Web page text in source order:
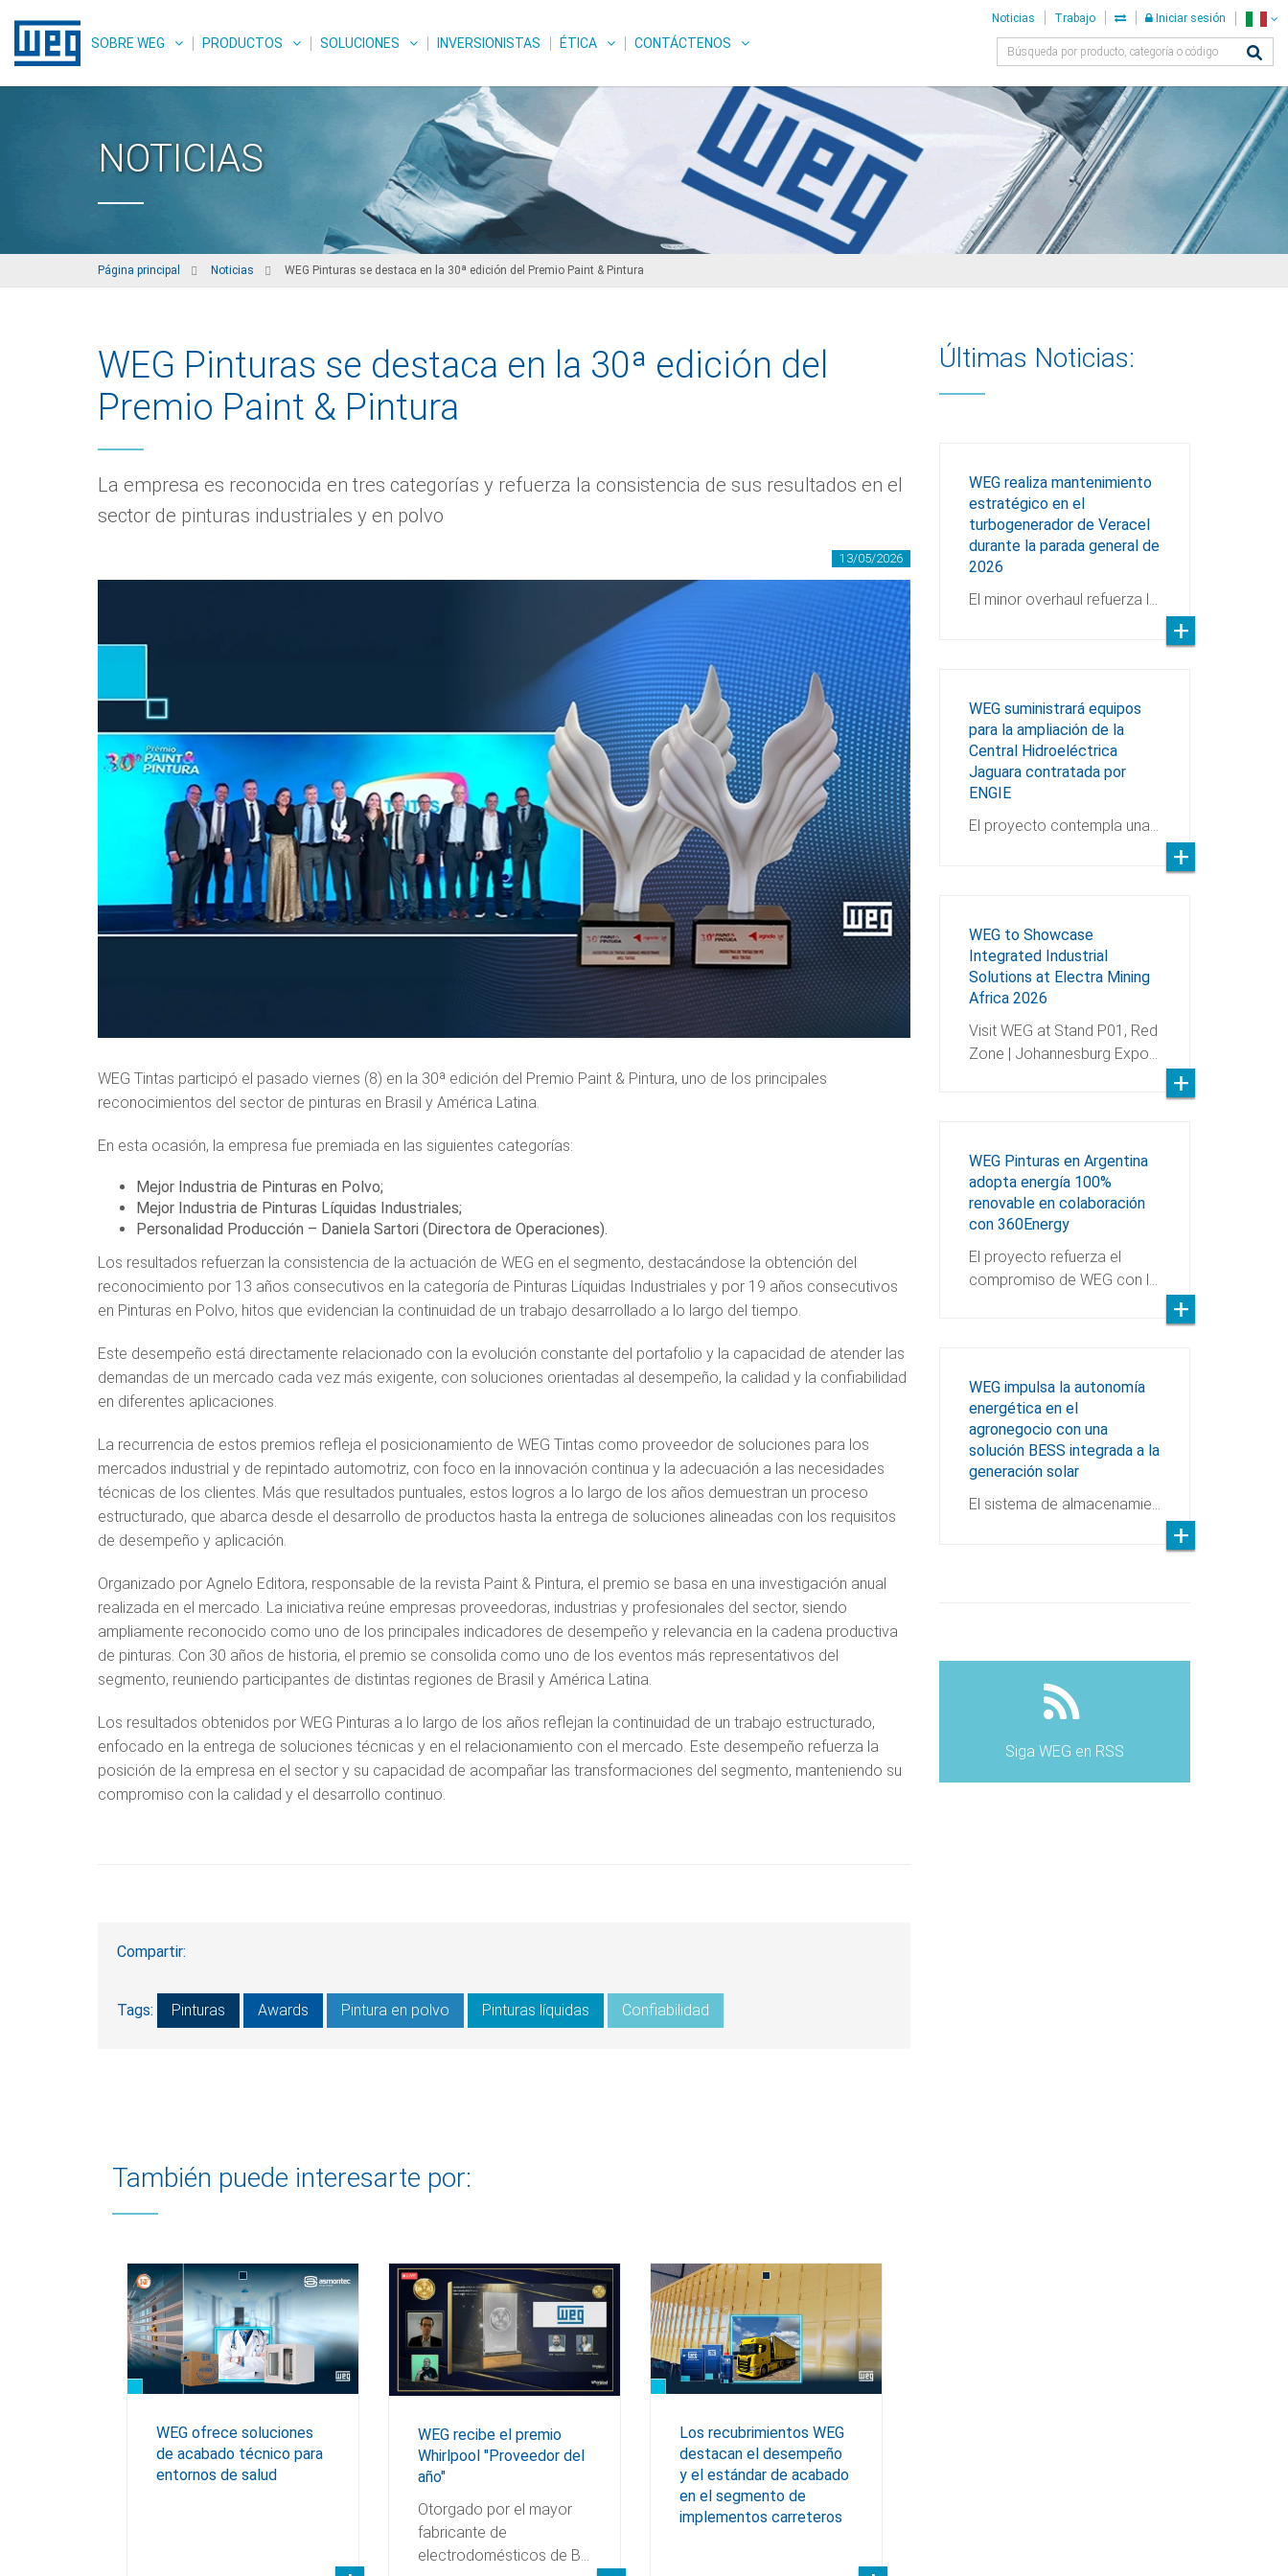
SOBRE WEG PRODUCTOS SOLUCIONES INVERSIONISTAS ÉTICA CONTÁCTENOS
Noticias Trabajo Iniciar sesión
NOTICIAS
Página principal Noticias WEG Pinturas se destaca en la 30ª edición del Premio Paint & Pintura
WEG Pinturas se destaca en la 30ª edición del
Premio Paint & Pintura
La empresa es reconocida en tres categorías y refuerza la consistencia de sus resultados en el
sector de pinturas industriales y en polvo
13/05/2026
WEG Tintas participó el pasado viernes (8) en la 30ª edición del Premio Paint & Pintura, uno de los principales
reconocimientos del sector de pinturas en Brasil y América Latina.
En esta ocasión, la empresa fue premiada en las siguientes categorías:
Mejor Industria de Pinturas en Polvo;
Mejor Industria de Pinturas Líquidas Industriales;
Personalidad Producción – Daniela Sartori (Directora de Operaciones).
Los resultados refuerzan la consistencia de la actuación de WEG en el segmento, destacándose la obtención del
reconocimiento por 13 años consecutivos en la categoría de Pinturas Líquidas Industriales y por 19 años consecutivos
en Pinturas en Polvo, hitos que evidencian la continuidad de un trabajo desarrollado a lo largo del tiempo.
Este desempeño está directamente relacionado con la evolución constante del portafolio y la capacidad de atender las
demandas de un mercado cada vez más exigente, con soluciones orientadas al desempeño, la calidad y la confiabilidad
en diferentes aplicaciones.
La recurrencia de estos premios refleja el posicionamiento de WEG Tintas como proveedor de soluciones para los
mercados industrial y de repintado automotriz, con foco en la innovación continua y la adecuación a las necesidades
técnicas de los clientes. Más que resultados puntuales, estos logros a lo largo de los años demuestran un proceso
estructurado, que abarca desde el desarrollo de productos hasta la entrega de soluciones alineadas con los requisitos
de desempeño y aplicación.
Organizado por Agnelo Editora, responsable de la revista Paint & Pintura, el premio se basa en una investigación anual
realizada en el mercado. La iniciativa reúne empresas proveedoras, industrias y profesionales del sector, siendo
ampliamente reconocido como uno de los principales indicadores de desempeño y relevancia en la cadena productiva
de pinturas. Con 30 años de historia, el premio se consolida como uno de los eventos más representativos del
segmento, reuniendo participantes de distintas regiones de Brasil y América Latina.
Los resultados obtenidos por WEG Pinturas a lo largo de los años reflejan la continuidad de un trabajo estructurado,
enfocado en la entrega de soluciones técnicas y en el relacionamiento con el mercado. Este desempeño refuerza la
posición de la empresa en el sector y su capacidad de acompañar las transformaciones del segmento, manteniendo su
compromiso con la calidad y el desarrollo continuo.
Compartir:
Tags: Pinturas Awards Pintura en polvo Pinturas líquidas Confiabilidad
También puede interesarte por:
WEG ofrece soluciones
de acabado técnico para
entornos de salud
WEG recibe el premio
Whirlpool "Proveedor del
año"
Otorgado por el mayor
fabricante de
electrodomésticos de B…
Los recubrimientos WEG
destacan el desempeño
y el estándar de acabado
en el segmento de
implementos carreteros
Últimas Noticias:
WEG realiza mantenimiento
estratégico en el
turbogenerador de Veracel
durante la parada general de
2026
El minor overhaul refuerza l…
WEG suministrará equipos
para la ampliación de la
Central Hidroeléctrica
Jaguara contratada por
ENGIE
El proyecto contempla una…
WEG to Showcase
Integrated Industrial
Solutions at Electra Mining
Africa 2026
Visit WEG at Stand P01, Red
Zone | Johannesburg Expo…
WEG Pinturas en Argentina
adopta energía 100%
renovable en colaboración
con 360Energy
El proyecto refuerza el
compromiso de WEG con l…
WEG impulsa la autonomía
energética en el
agronegocio con una
solución BESS integrada a la
generación solar
El sistema de almacenamie…
Siga WEG en RSS